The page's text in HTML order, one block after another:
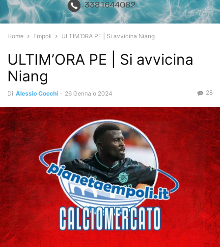
Home Empoli ULTIM’ORA PE | Si avvicina Niang
ULTIM’ORA PE | Si avvicina
Niang
Di Alessio Cocchi - 26 Gennaio 2024 28